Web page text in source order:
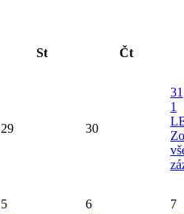
St Čt
29 30
31
1
5 6
7